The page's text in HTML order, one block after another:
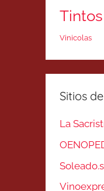
Tintos
Vinicolas
Sitios
La